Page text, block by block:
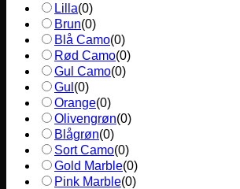
Lilla(0)
Brun(0)
Blå Camo(0)
Rød Camo(0)
Gul Camo(0)
Gul (0)
Orange(0)
Olivengrøn(0)
Blågrøn(0)
Sort Camo(0)
Gold Marble(0)
Pink Marble(0)